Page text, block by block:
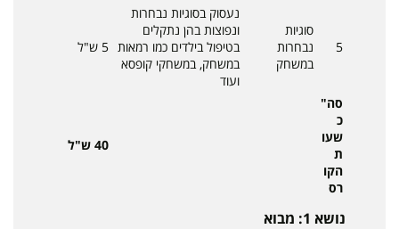
5
סוגיות
נבחרות
במשחק
נעסוק בסוגיות נבחרות
ונפוצות בהן נתקלים
בטיפול בילדים כמו רמאות
במשחק, במשחקי קופסא
ועוד
5 ש"ל
סה"
כ
שעו
ת
הקו
רס
40 ש"ל
נושא 1: מבוא